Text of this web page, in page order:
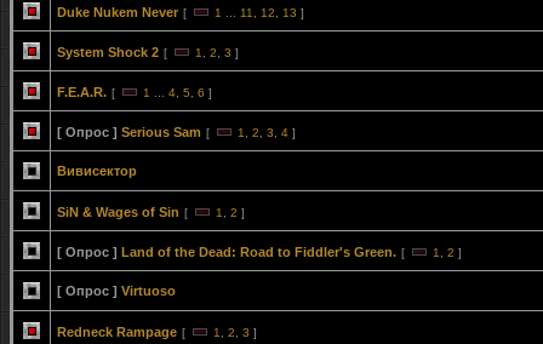
Duke Nukem Never [ 1 11 12 13 ]
System Shock 2 [ 1 2 3 ]
F.E.A.R. [ 1 4 5 6 ]
[ Опрос ] Serious Sam [ 1 2 3 4 ]
Вивисектор
SiN & Wages of Sin [ 1 2 ]
[ Опрос ] Land of the Dead: Road to Fiddler's Green. [ 1 2 ]
[ Опрос ] Virtuoso
Redneck Rampage [ 1 2 3 ]